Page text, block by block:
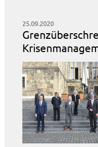
25.09.2020